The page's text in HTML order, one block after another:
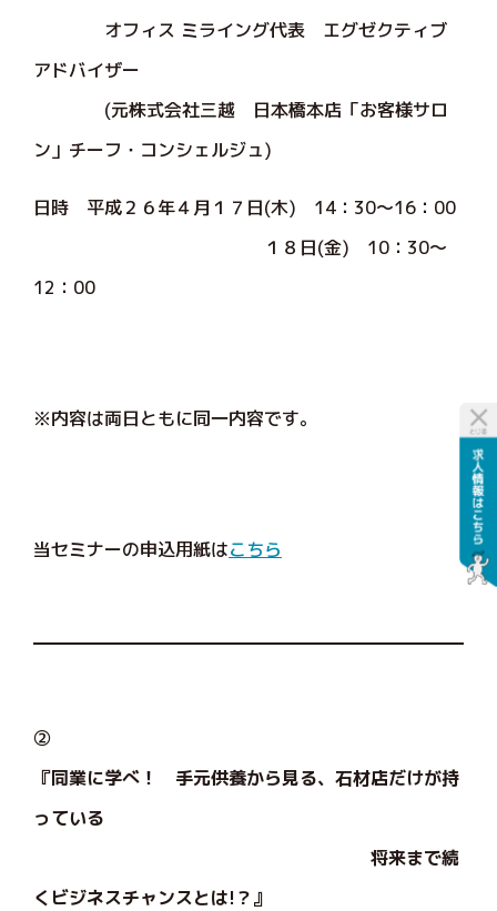
オフィス ミライング代表 エグゼクティブ
アドバイザー
(元株式会社三越 日本橋本店「お客様サロ
ン」チーフ・コンシェルジュ)
日時 平成２６年４月１７日(木) 14：30～16：00
１８日(金) 10：30～
12：00
※内容は両日ともに同一内容です。
当セミナーの申込用紙はこちら
②
『同業に学べ！ 手元供養から見る、石材店だけが持
っている
将来まで続
くビジネスチャンスとは!？』